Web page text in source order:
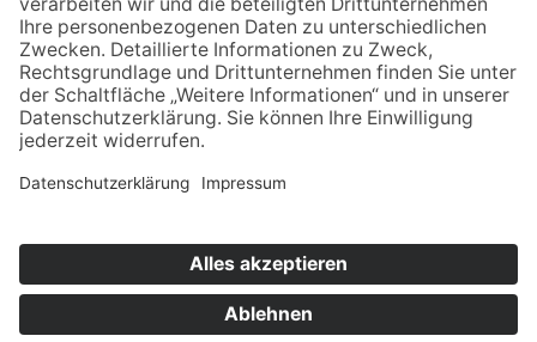
Alle Termine
Übersichtskarte
Veranstaltung anmelden
Kontakt Datenschutz Impressum
© 2021-2026 | wir pflegen - Interessenvertretung u.